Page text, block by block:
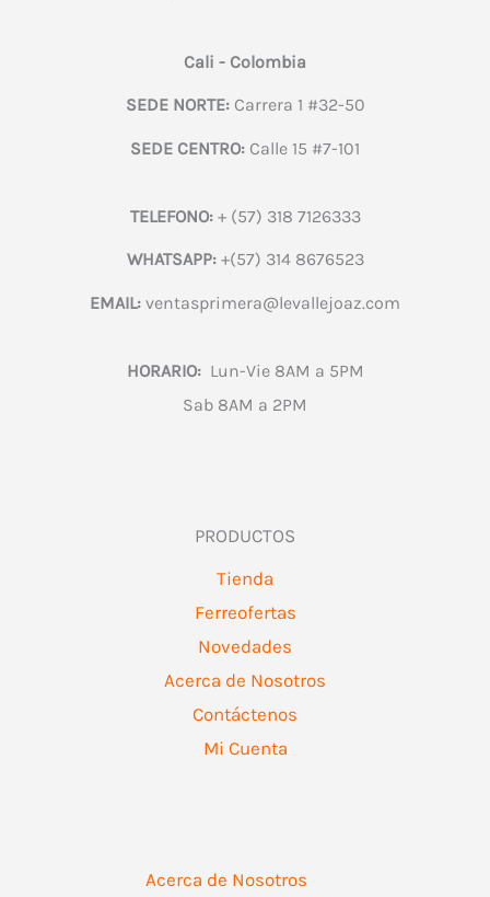
Cali - Colombia
SEDE NORTE:Carrera 1 #32-50
SEDE CENTRO: Calle 15 #7-101
TELEFONO:+ (57) 318 7126333
WHATSAPP:+(57) 314 8676523
EMAIL: ventasprimera@levallejoaz.com
HORARIO:Lun-Vie 8AM a 5PM
Sab 8AM a 2PM
PRODUCTOS
Tienda
Ferreofertas
Novedades
Acerca de Nosotros
Contáctenos
Mi Cuenta
Acerca de Nosotros